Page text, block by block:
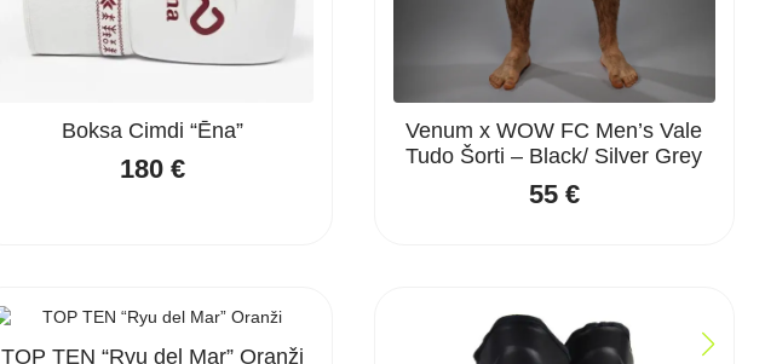
Boksa Cimdi “Ēna”
180 €
Venum x WOW FC Men’s Vale
Tudo Šorti – Black/ Silver Grey
55 €
TOP TEN “Ryu del Mar” Oranži